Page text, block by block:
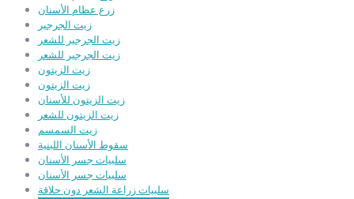
زرع عظام الأسنان
زيت الجرجير
زيت الجرجير للشعر
زيت الجرجير للشعر
زيت الزيتون
زيت الزيتون
زيت الزيتون للأسنان
زيت الزيتون للشعر
زيت السمسم
سقوط الأسنان اللبنية
سلبيات جسر الأسنان
سلبيات جسر الأسنان
سلبيات زراعة الشعر دون حلاقة